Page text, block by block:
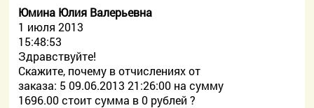
Юмина Юлия Валерьевна
1 июля 2013
15:48:53
Здравствуйте!
Скажите, почему в отчислениях от
заказа: 5 09.06.2013 21:26:00 на сумму
1696.00 стоит сумма в 0 рублей ?